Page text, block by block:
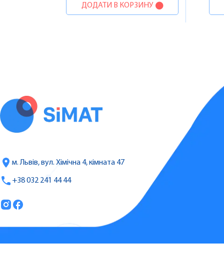
ДОДАТИ В КОРЗИНУ
м. Львів, вул. Хімічна 4, кімната 47
+38 032 241 44 44